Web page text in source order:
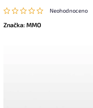
Neohodnoceno
Značka:MMO